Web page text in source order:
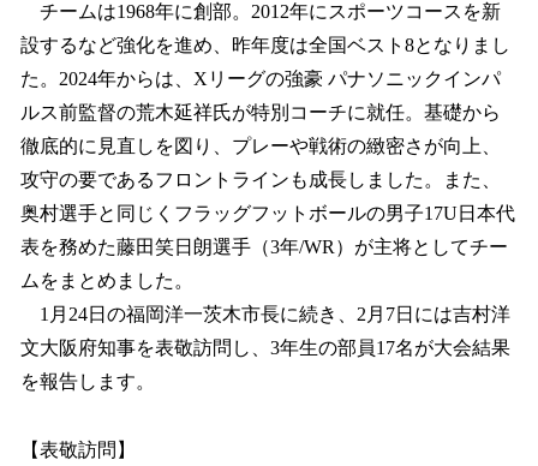
チームは1968年に創部。2012年にスポーツコースを新
設するなど強化を進め、昨年度は全国ベスト8となりまし
た。2024年からは、Xリーグの強豪 パナソニックインパ
ルス前監督の荒木延祥氏が特別コーチに就任。基礎から
徹底的に見直しを図り、プレーや戦術の緻密さが向上、
攻守の要であるフロントラインも成長しました。また、
奥村選手と同じくフラッグフットボールの男子17U日本代
表を務めた藤田笑日朗選手（3年/WR）が主将としてチー
ムをまとめました。
1月24日の福岡洋一茨木市長に続き、2月7日には吉村洋
文大阪府知事を表敬訪問し、3年生の部員17名が大会結果
を報告します。
【表敬訪問】